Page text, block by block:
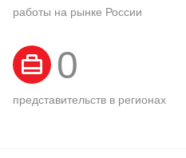
работы на рынке России
0
представительств в регионах